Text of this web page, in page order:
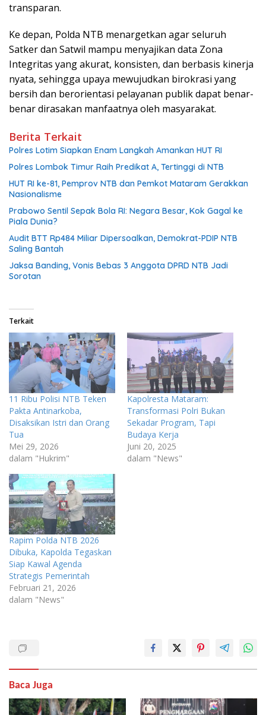
transparan.
Ke depan, Polda NTB menargetkan agar seluruh
Satker dan Satwil mampu menyajikan data Zona
Integritas yang akurat, konsisten, dan berbasis kinerja
nyata, sehingga upaya mewujudkan birokrasi yang
bersih dan berorientasi pelayanan publik dapat benar-
benar dirasakan manfaatnya oleh masyarakat.
Berita Terkait
Polres Lotim Siapkan Enam Langkah Amankan HUT RI
Polres Lombok Timur Raih Predikat A, Tertinggi di NTB
HUT RI ke-81, Pemprov NTB dan Pemkot Mataram Gerakkan
Nasionalisme
Prabowo Sentil Sepak Bola RI: Negara Besar, Kok Gagal ke
Piala Dunia?
Audit BTT Rp484 Miliar Dipersoalkan, Demokrat-PDIP NTB
Saling Bantah
Jaksa Banding, Vonis Bebas 3 Anggota DPRD NTB Jadi
Sorotan
Terkait
11 Ribu Polisi NTB Teken
Pakta Antinarkoba,
Disaksikan Istri dan Orang
Tua
Mei 29, 2026
dalam "Hukrim"
Kapolresta Mataram:
Transformasi Polri Bukan
Sekadar Program, Tapi
Budaya Kerja
Juni 20, 2025
dalam "News"
Rapim Polda NTB 2026
Dibuka, Kapolda Tegaskan
Siap Kawal Agenda
Strategis Pemerintah
Februari 21, 2026
dalam "News"
Baca Juga